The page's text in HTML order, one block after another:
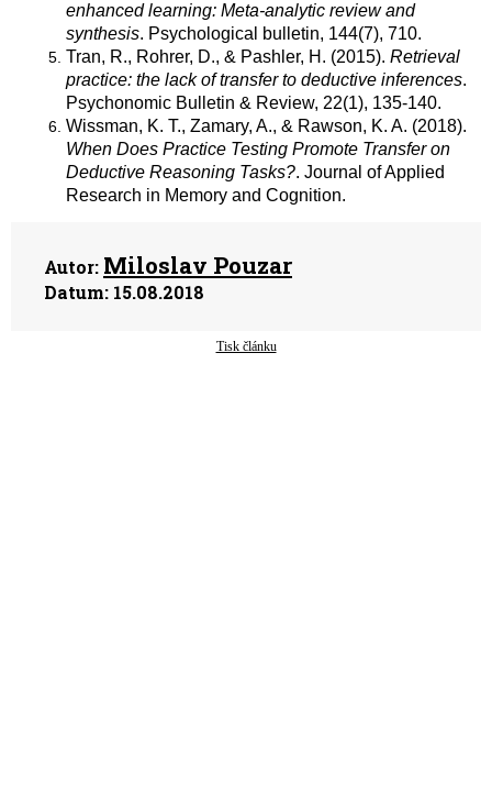
enhanced learning: Meta-analytic review and
synthesis. Psychological bulletin, 144(7), 710.
Tran, R., Rohrer, D., & Pashler, H. (2015). Retrieval
practice: the lack of transfer to deductive inferences.
Psychonomic Bulletin & Review, 22(1), 135-140.
Wissman, K. T., Zamary, A., & Rawson, K. A. (2018).
When Does Practice Testing Promote Transfer on
Deductive Reasoning Tasks?. Journal of Applied
Research in Memory and Cognition.
Autor: Miloslav Pouzar
Datum: 15.08.2018
Tisk článku